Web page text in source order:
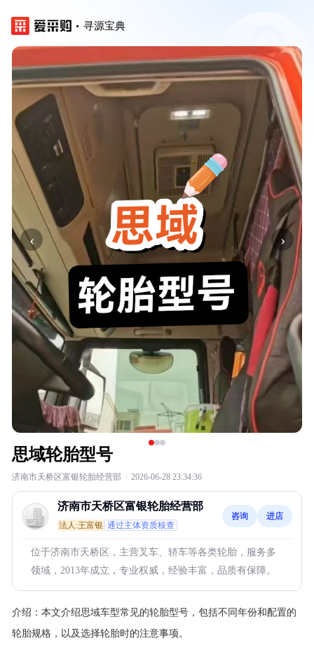
寻源宝典
‹ ›
思域轮胎型号
济南市天桥区富银轮胎经营部 · 2026-06-28 23:34:36
济南市天桥区富银轮胎经营部
法人:王富银 通过主体资质核查
咨询 进店
位于济南市天桥区，主营叉车、轿车等各类轮胎，服务多
领域，2013年成立，专业权威，经验丰富，品质有保障。
介绍： 本文介绍思域车型常见的轮胎型号，包括不同年份和配置的
轮胎规格，以及选择轮胎时的注意事项。